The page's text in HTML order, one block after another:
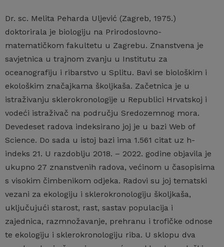
Dr. sc. Melita Peharda Uljević (Zagreb, 1975.)
doktorirala je biologiju na Prirodoslovno-
matematičkom fakultetu u Zagrebu. Znanstvena je
savjetnica u trajnom zvanju u Institutu za
oceanografiju i ribarstvo u Splitu. Bavi se biološkim i
ekološkim značajkama školjkaša. Začetnica je u
istraživanju sklerokronologije u Republici Hrvatskoj i
vodeći istraživač na području Sredozemnog mora.
Devedeset radova indeksirano joj je u bazi Web of
Science. Do sada u istoj bazi ima 1.561 citat uz h-
indeks 21. U razdoblju 2018. – 2022. godine objavila je
ukupno 27 znanstvenih radova, većinom u časopisima
s visokim čimbenikom odjeka. Radovi su joj tematski
vezani za ekologiju i sklerokronologiju školjkaša,
uključujući starost, rast, sastav populacija i
zajednica, razmnožavanje, prehranu i trofičke odnose
te ekologiju i sklerokronologiju riba. U sklopu dva